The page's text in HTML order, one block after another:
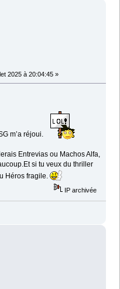
2025 à 20:04:45 »
m’a réjoui.
Entrevias ou Machos Alfa,
si tu veux du thriller
Héros fragile.
IP archivée